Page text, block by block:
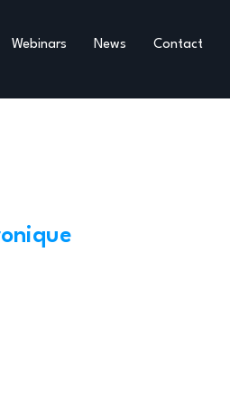
Webinars News Contact